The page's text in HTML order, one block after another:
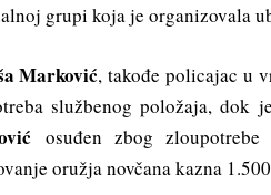
grupi koja je organizovala
Marković, takođe policajac u
službenog položaja,
osuđen zbog
oružja novčana kazna